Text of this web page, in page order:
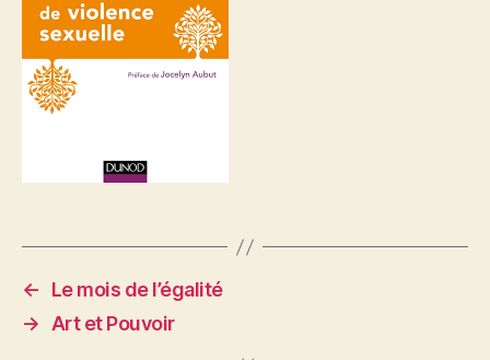
←
Le mois de l’égalité
→ Art et Pouvoir